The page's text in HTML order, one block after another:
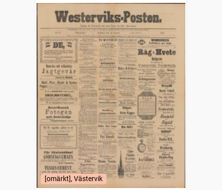
[omärkt], Västervik